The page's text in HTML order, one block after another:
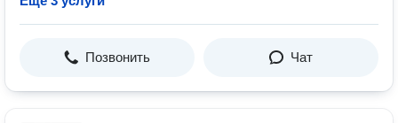
Позвонить Чат